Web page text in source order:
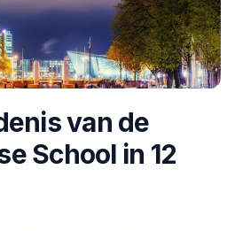
van de
School in 12